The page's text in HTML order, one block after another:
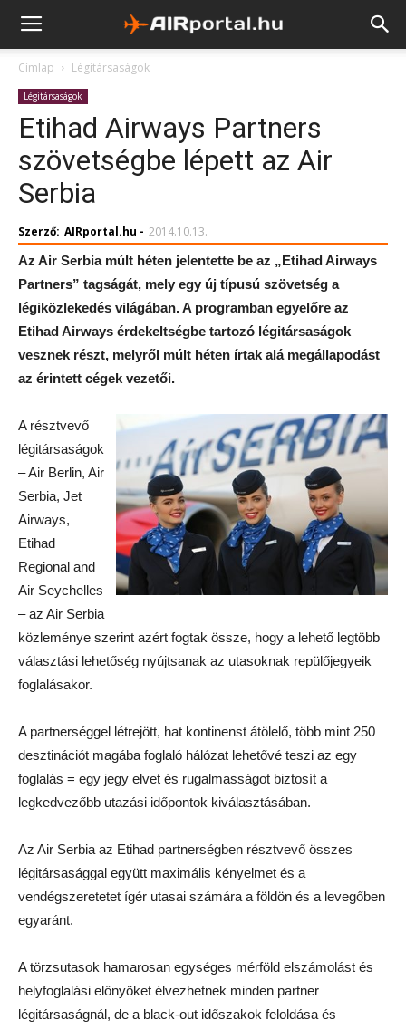
Címlap Légitársaságok
Légitársaságok
Etihad Airways Partners
szövetségbe lépett az Air
Serbia
Szerző: AIRportal.hu - 2014.10.13.
Az Air Serbia múlt héten jelentette be az „Etihad Airways
Partners” tagságát, mely egy új típusú szövetség a
légiközlekedés világában. A programban egyelőre az
Etihad Airways érdekeltségbe tartozó légitársaságok
vesznek részt, melyről múlt héten írtak alá megállapodást
az érintett cégek vezetői.
A résztvevő
légitársaságok
– Air Berlin, Air
Serbia, Jet
Airways,
Etihad
Regional and
Air Seychelles
– az Air Serbia
közleménye szerint azért fogtak össze, hogy a lehető legtöbb
választási lehetőség nyújtsanak az utasoknak repülőjegyeik
foglalásakor.
A partnerséggel létrejött, hat kontinenst átölelő, több mint 250
desztinációt magába foglaló hálózat lehetővé teszi az egy
foglalás = egy jegy elvet és rugalmasságot biztosít a
legkedvezőbb utazási időpontok kiválasztásában.
Az Air Serbia az Etihad partnerségben résztvevő összes
légitársasággal együtt maximális kényelmet és a
vendégszeretetet ígér utasai számára a földön és a levegőben
egyaránt.
A törzsutasok hamarosan egységes mérföld elszámolást és
helyfoglalási előnyöket élvezhetnek minden partner
légitársaságnál, de a black-out időszakok feloldása és